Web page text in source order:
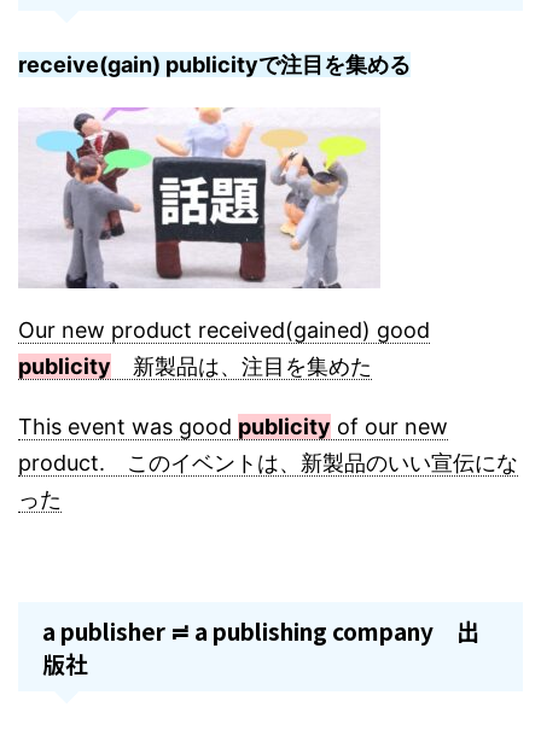
receive(gain) publicityで注目を集める
Our new product received(gained) good
publicity 新製品は、注目を集めた
This event was good publicity of our new
product. このイベントは、新製品のいい宣伝にな
った
a publisher ≓ a publishing company 出
版社